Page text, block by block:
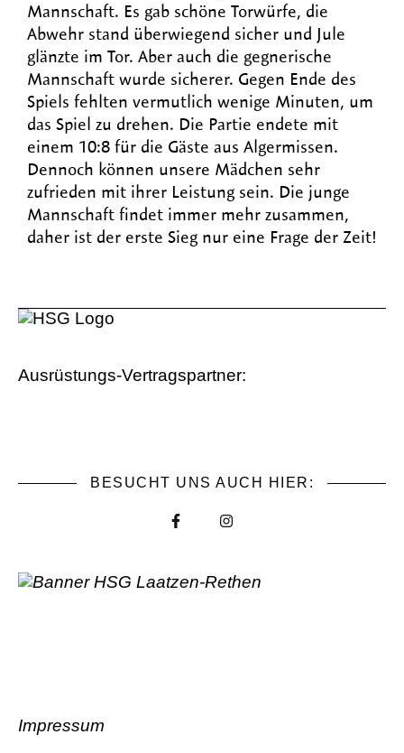
Mannschaft. Es gab schöne Torwürfe, die
Abwehr stand überwiegend sicher und Jule
glänzte im Tor. Aber auch die gegnerische
Mannschaft wurde sicherer. Gegen Ende des
Spiels fehlten vermutlich wenige Minuten, um
das Spiel zu drehen. Die Partie endete mit
einem 10:8 für die Gäste aus Algermissen.
Dennoch können unsere Mädchen sehr
zufrieden mit ihrer Leistung sein. Die junge
Mannschaft findet immer mehr zusammen,
daher ist der erste Sieg nur eine Frage der Zeit!
Ausrüstungs-Vertragspartner:
BESUCHT UNS AUCH HIER:
Impressum